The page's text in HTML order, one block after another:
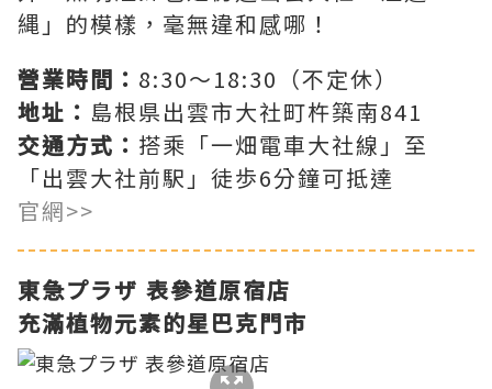
縄」的模樣，毫無違和感哪！
營業時間： 8:30～18:30（不定休）
地址： 島根県出雲市大社町杵築南841
交通方式： 搭乘「一畑電車大社線」至
「出雲大社前駅」徒歩6分鐘可抵達
官網>>
東急プラザ 表參道原宿店
充滿植物元素的星巴克門市